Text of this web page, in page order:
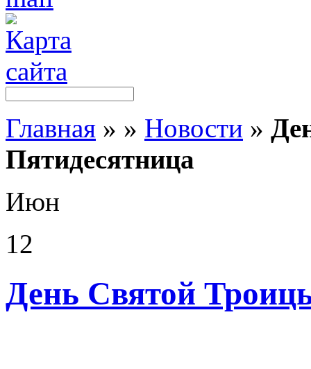
Главная » » Новости »
Пятидесятница
Июн
12
День Святой